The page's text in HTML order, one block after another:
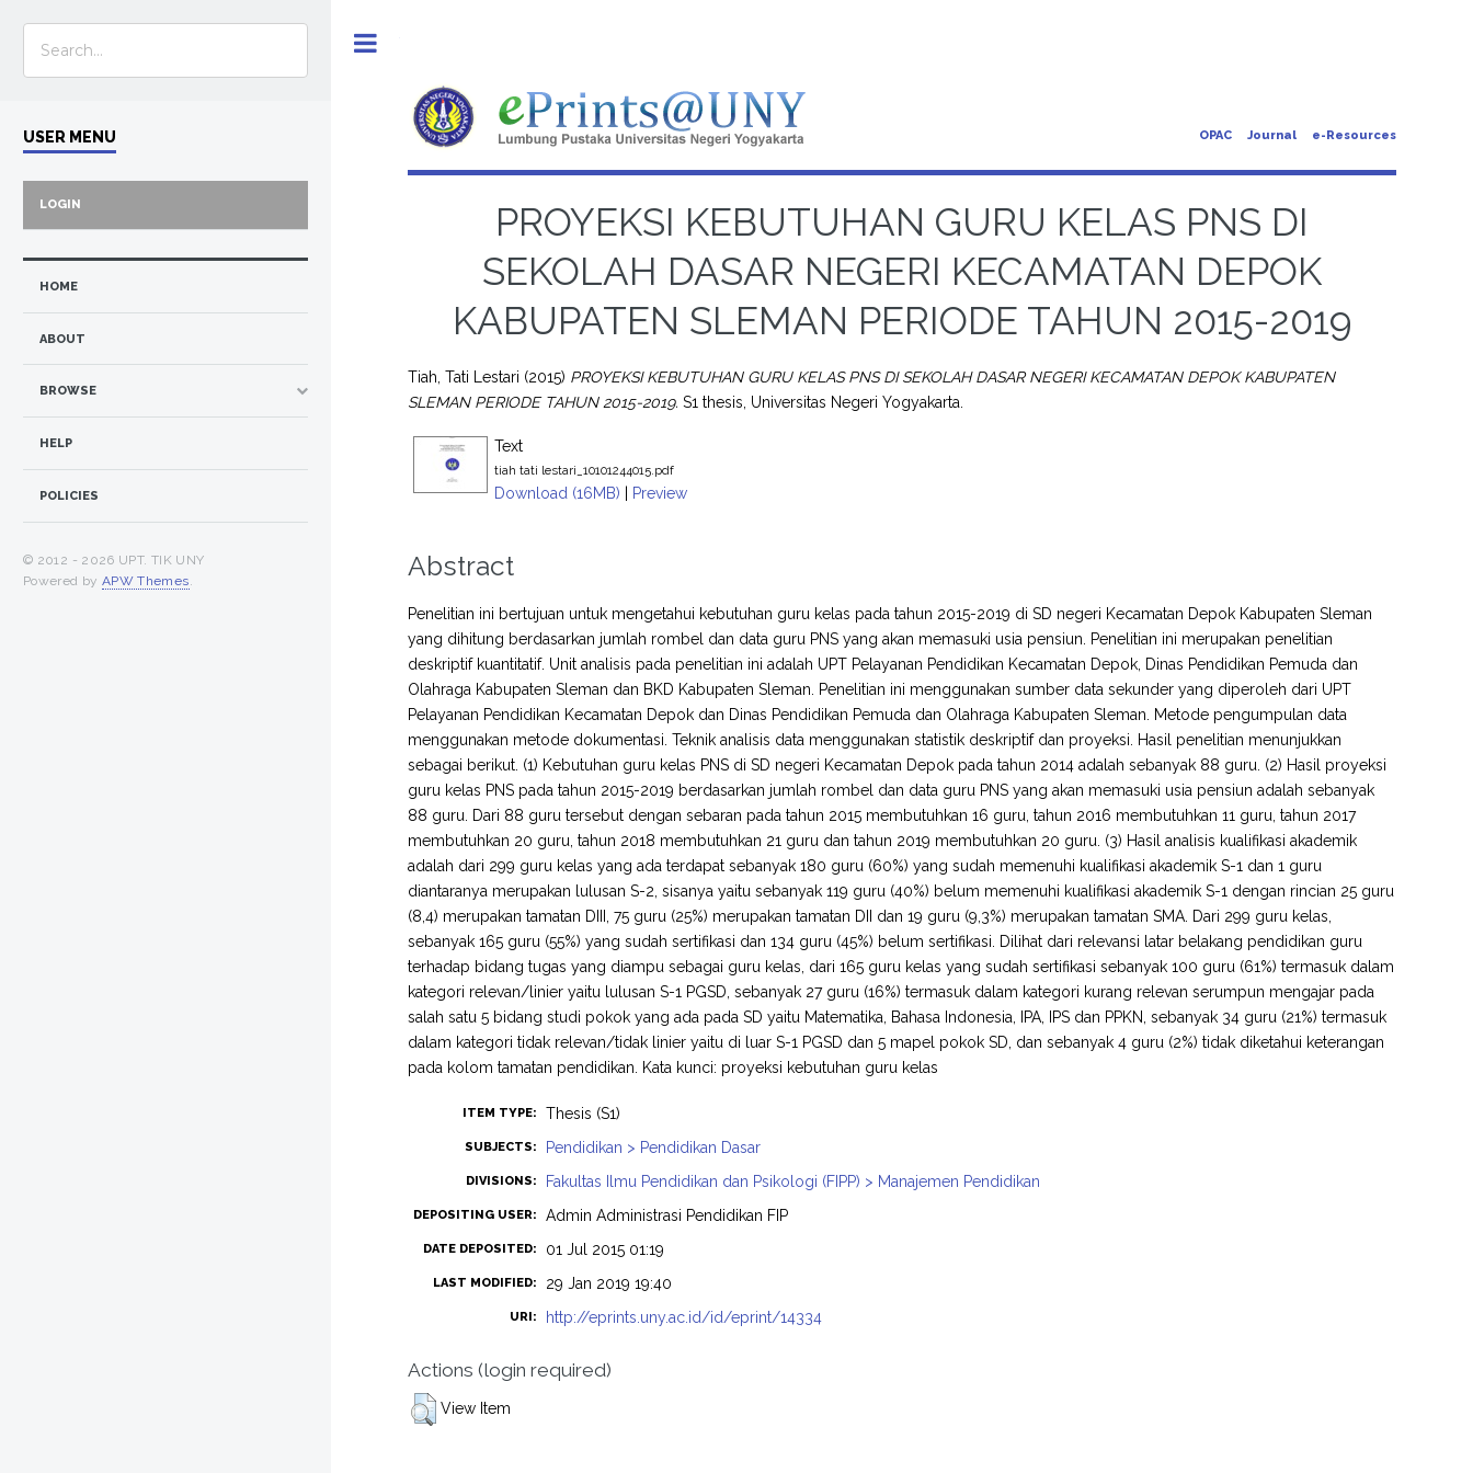
OPAC Journal e-Resources
PROYEKSI KEBUTUHAN GURU KELAS PNS DI
SEKOLAH DASAR NEGERI KECAMATAN DEPOK
KABUPATEN SLEMAN PERIODE TAHUN 2015-2019
Tiah, Tati Lestari (2015) PROYEKSI KEBUTUHAN GURU KELAS PNS DI SEKOLAH DASAR NEGERI KECAMATAN DEPOK KABUPATEN
SLEMAN PERIODE TAHUN 2015-2019. S1 thesis, Universitas Negeri Yogyakarta.
Text
tiah tati lestari_10101244015.pdf
Download (16MB) | Preview
Abstract
Penelitian ini bertujuan untuk mengetahui kebutuhan guru kelas pada tahun 2015-2019 di SD negeri Kecamatan Depok Kabupaten Sleman
yang dihitung berdasarkan jumlah rombel dan data guru PNS yang akan memasuki usia pensiun. Penelitian ini merupakan penelitian
deskriptif kuantitatif. Unit analisis pada penelitian ini adalah UPT Pelayanan Pendidikan Kecamatan Depok, Dinas Pendidikan Pemuda dan
Olahraga Kabupaten Sleman dan BKD Kabupaten Sleman. Penelitian ini menggunakan sumber data sekunder yang diperoleh dari UPT
Pelayanan Pendidikan Kecamatan Depok dan Dinas Pendidikan Pemuda dan Olahraga Kabupaten Sleman. Metode pengumpulan data
menggunakan metode dokumentasi. Teknik analisis data menggunakan statistik deskriptif dan proyeksi. Hasil penelitian menunjukkan
sebagai berikut. (1) Kebutuhan guru kelas PNS di SD negeri Kecamatan Depok pada tahun 2014 adalah sebanyak 88 guru. (2) Hasil proyeksi
guru kelas PNS pada tahun 2015-2019 berdasarkan jumlah rombel dan data guru PNS yang akan memasuki usia pensiun adalah sebanyak
88 guru. Dari 88 guru tersebut dengan sebaran pada tahun 2015 membutuhkan 16 guru, tahun 2016 membutuhkan 11 guru, tahun 2017
membutuhkan 20 guru, tahun 2018 membutuhkan 21 guru dan tahun 2019 membutuhkan 20 guru. (3) Hasil analisis kualifikasi akademik
adalah dari 299 guru kelas yang ada terdapat sebanyak 180 guru (60%) yang sudah memenuhi kualifikasi akademik S-1 dan 1 guru
diantaranya merupakan lulusan S-2, sisanya yaitu sebanyak 119 guru (40%) belum memenuhi kualifikasi akademik S-1 dengan rincian 25 guru
(8,4) merupakan tamatan DIII, 75 guru (25%) merupakan tamatan DII dan 19 guru (9,3%) merupakan tamatan SMA. Dari 299 guru kelas,
sebanyak 165 guru (55%) yang sudah sertifikasi dan 134 guru (45%) belum sertifikasi. Dilihat dari relevansi latar belakang pendidikan guru
terhadap bidang tugas yang diampu sebagai guru kelas, dari 165 guru kelas yang sudah sertifikasi sebanyak 100 guru (61%) termasuk dalam
kategori relevan/linier yaitu lulusan S-1 PGSD, sebanyak 27 guru (16%) termasuk dalam kategori kurang relevan serumpun mengajar pada
salah satu 5 bidang studi pokok yang ada pada SD yaitu Matematika, Bahasa Indonesia, IPA, IPS dan PPKN, sebanyak 34 guru (21%) termasuk
dalam kategori tidak relevan/tidak linier yaitu di luar S-1 PGSD dan 5 mapel pokok SD, dan sebanyak 4 guru (2%) tidak diketahui keterangan
pada kolom tamatan pendidikan. Kata kunci: proyeksi kebutuhan guru kelas
ITEM TYPE: Thesis (S1)
SUBJECTS: Pendidikan > Pendidikan Dasar
DIVISIONS: Fakultas Ilmu Pendidikan dan Psikologi (FIPP) > Manajemen Pendidikan
DEPOSITING USER: Admin Administrasi Pendidikan FIP
DATE DEPOSITED: 01 Jul 2015 01:19
LAST MODIFIED: 29 Jan 2019 19:40
URI: http://eprints.uny.ac.id/id/eprint/14334
Actions (login required)
View Item
USER MENU
LOGIN
HOME
ABOUT
BROWSE
HELP
POLICIES
© 2012 - 2026 UPT. TIK UNY
Powered by APW Themes